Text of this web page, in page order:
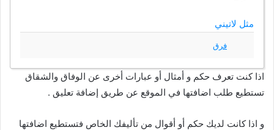
مثل لاتيني
فرق
اذا كنت تعرف حكم و أمثال أو عبارات أخرى عن الوفاق والشقاق
تستطيع طلب اضافتها في الموقع عن طريق إضافة تعليق .
و اذا كانت لديك حكم أو أقوال من تأليفك الخاص فتستطيع اضافتها